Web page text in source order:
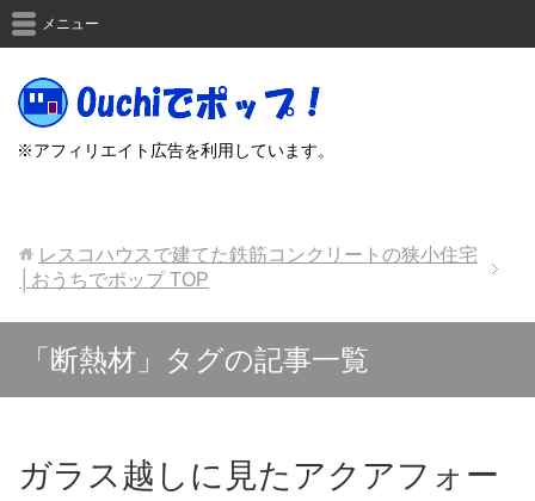
※アフィリエイト広告を利用しています。
メニュー
レスコハウスで建てた鉄筋コンクリートの狭小住宅
│おうちでポップTOP
「断熱材」タグの記事一覧
ガラス越しに見たアクアフォー